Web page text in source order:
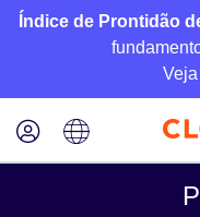
Índice de Prontidão